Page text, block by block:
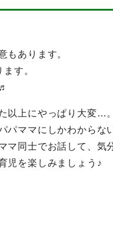
もあります。
す。
以上にやっぱり大変…。
パママにしかわからな
マ同士でお話して、気
児を楽しみましょう♪